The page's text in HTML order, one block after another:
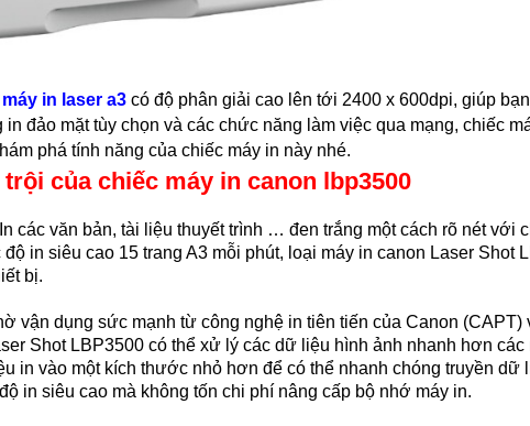
máy in laser a3 có độ phân giải cao lên tới 2400 x 600dpi, giúp
đảo mặt tùy chọn và các chức năng làm việc qua mạng, chiếc
phá tính năng của chiếc máy in này nhé.
của chiếc máy in canon lbp3500
In các văn bản, tài liệu thuyết trình … đen trắng một cách rõ nét với
in siêu cao 15 trang A3 mỗi phút, loại máy in canon Laser Shot
bị.
vận dụng sức mạnh từ công nghệ in tiên tiến của Canon (CAPT)
Shot LBP3500 có thể xử lý các dữ liệu hình ảnh nhanh hơn
in vào một kích thước nhỏ hơn để có thể nhanh chóng truyền dữ
in siêu cao mà không tốn chi phí nâng cấp bộ nhớ máy in.